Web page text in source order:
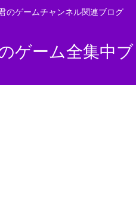
のゲームチャンネル関連ブログ
ゲーム全集中